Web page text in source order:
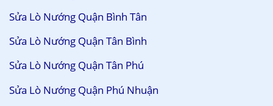
Sửa Lò Nướng Quận Bình Tân
Sửa Lò Nướng Quận Tân Bình
Sửa Lò Nướng Quận Tân Phú
Sửa Lò Nướng Quận Phú Nhuận